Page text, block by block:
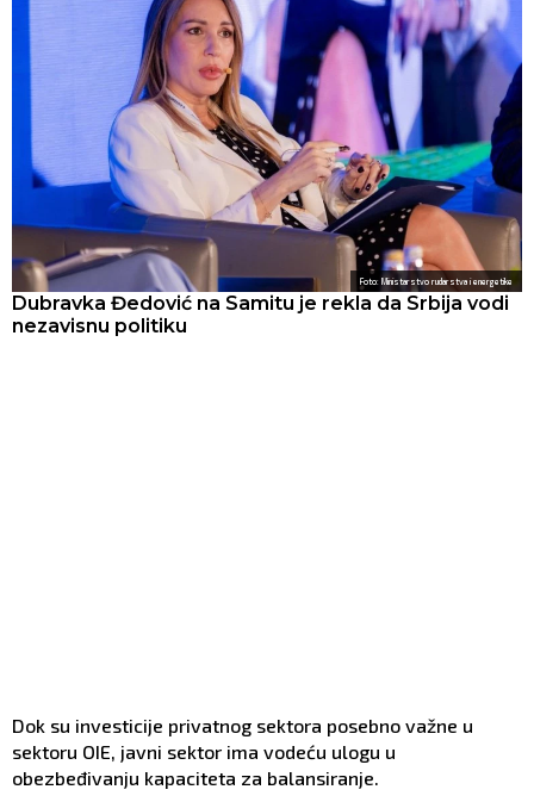
Foto: Ministarstvo rudarstva i energetike
Dubravka Đedović na Samitu je rekla da Srbija vodi
nezavisnu politiku
Dok su investicije privatnog sektora posebno važne u
sektoru OIE, javni sektor ima vodeću ulogu u
obezbeđivanju kapaciteta za balansiranje.